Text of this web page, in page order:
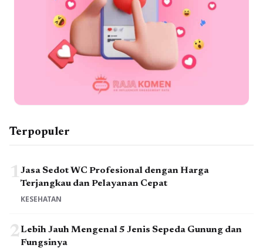
Terpopuler
1Jasa Sedot WC Profesional dengan Harga
Terjangkau dan Pelayanan Cepat
KESEHATAN
2Lebih Jauh Mengenal 5 Jenis Sepeda Gunung dan
Fungsinya